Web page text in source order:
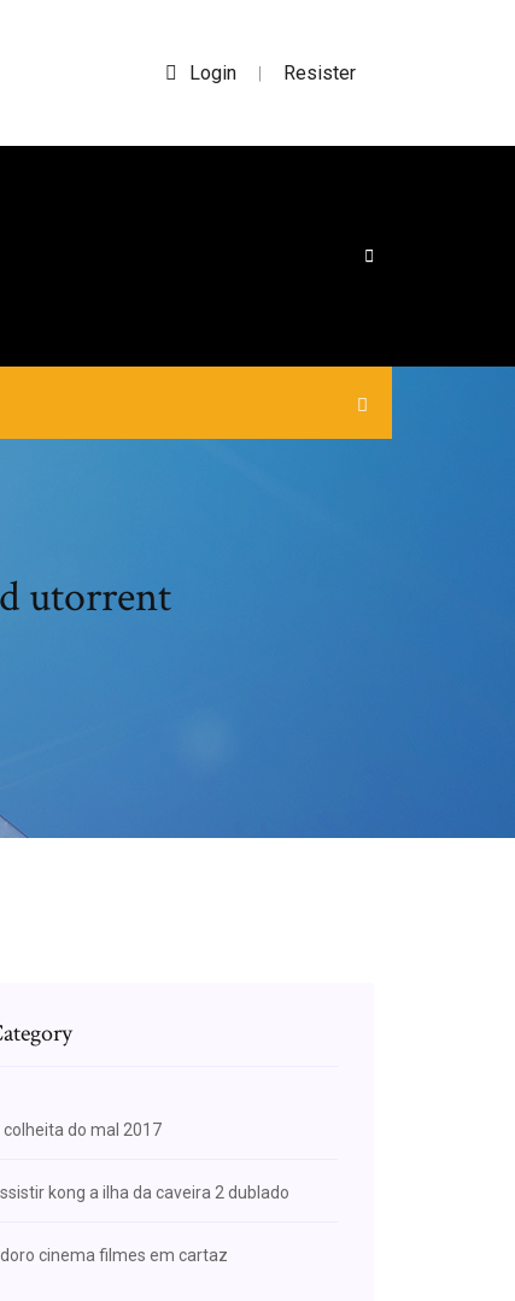
Login | Resister
utorrent
colheita do mal 2017
kong a ilha da caveira 2 dublado
cinema filmes em cartaz